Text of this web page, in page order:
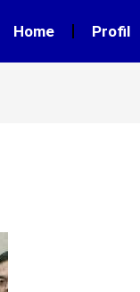
Home Profil